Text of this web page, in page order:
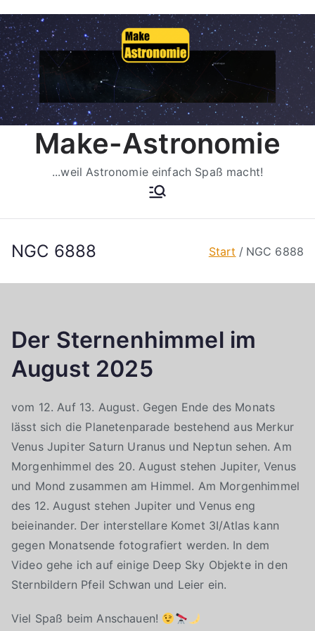
Inhalt
springen
Make-Astronomie
...weil Astronomie einfach Spaß macht!
NGC 6888 Start NGC 6888
Der Sternenhimmel im
August 2025
vom 12. Auf 13. August. Gegen Ende des Monats
lässt sich die Planetenparade bestehend aus Merkur
Venus Jupiter Saturn Uranus und Neptun sehen. Am
Morgenhimmel des 20. August stehen Jupiter, Venus
und Mond zusammen am Himmel. Am Morgenhimmel
des 12. August stehen Jupiter und Venus eng
beieinander. Der interstellare Komet 3I/Atlas kann
gegen Monatsende fotografiert werden. In dem
Video gehe ich auf einige Deep Sky Objekte in den
Sternbildern Pfeil Schwan und Leier ein.
Viel Spaß beim Anschauen!